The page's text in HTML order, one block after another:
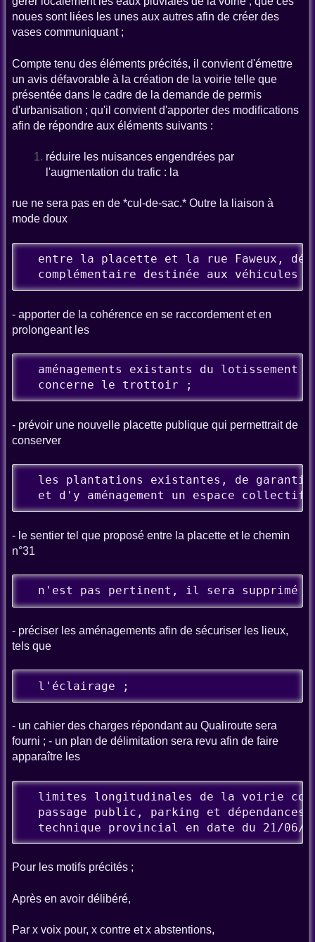
noues sont liées les unes aux autres afin de créer des
vases communiquant ;
Compte tenu des éléments précités, il convient d'émettre
un avis défavorable à la création de la voirie telle que
présentée dans le cadre de la demande de permis
d'urbanisation ; qu'il convient d'apporter des modifications
afin de répondre aux éléments suivants :
réduire les nuisances engendrées par
l'augmentation du trafic : la
rue ne sera pas en de *cul-de-sac.* Outre la liaison à
mode doux
entre la placette et la rue Faweux,
complémentaire destinée aux véhicules
- apporter de la cohérence en se raccordement et en
prolongeant les
aménagements existants du lotissement
  concerne le trottoir ;
- prévoir une nouvelle placette publique qui permettrait de
conserver
les plantations existantes, de
et d'y aménagement un espace collectif
- le sentier tel que proposé entre la placette et le chemin
n°31
  n'est pas pertinent, il sera supprimé ;
- préciser les aménagements afin de sécuriser les lieux,
tels que
  l'éclairage ;
- un cahier des charges répondant au Qualiroute sera
fourni ; - un plan de délimitation sera revu afin de faire
apparaître les
limites longitudinales de la voirie
passage public, parking et
technique provincial en date du 21/06/
Pour les motifs précités ;
Après en avoir délibéré,
Par x voix pour, x contre et x abstentions,